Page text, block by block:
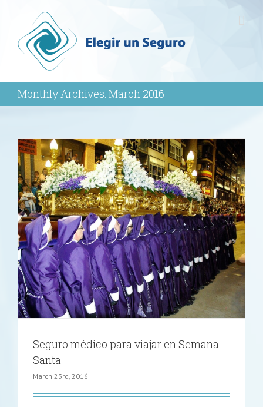
Monthly Archives: March 2016
Seguro médico para viajar en Semana
Santa
March 23rd, 2016